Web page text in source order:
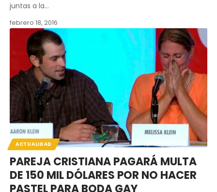
juntas a la…
febrero 18, 2016
ACTUALIDAD
PAREJA CRISTIANA PAGARÁ MULTA
DE 150 MIL DÓLARES POR NO HACER
PASTEL PARA BODA GAY